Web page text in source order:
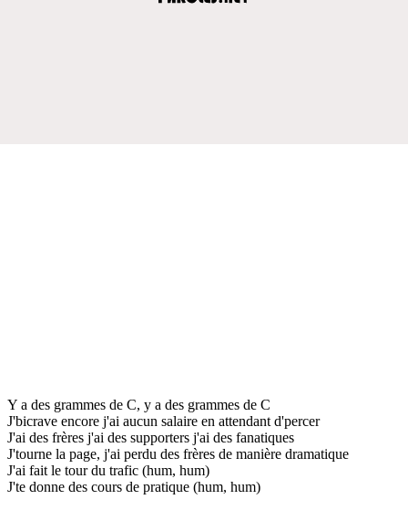
Y a des grammes de C, y a des grammes de C
J'bicrave encore j'ai aucun salaire en attendant d'percer
J'ai des frères j'ai des supporters j'ai des fanatiques
J'tourne la page, j'ai perdu des frères de manière dramatique
J'ai fait le tour du trafic (hum, hum)
J'te donne des cours de pratique (hum, hum)